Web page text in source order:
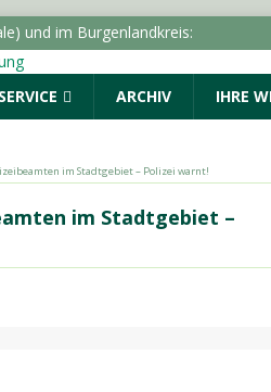
Oberbürgermeister trifft die
- HALLE (SAALE) & UMGEBUNG
SERVICE ARCHIV IHRE
im Stadtgebiet – Polizei warnt!
im Stadtgebiet –